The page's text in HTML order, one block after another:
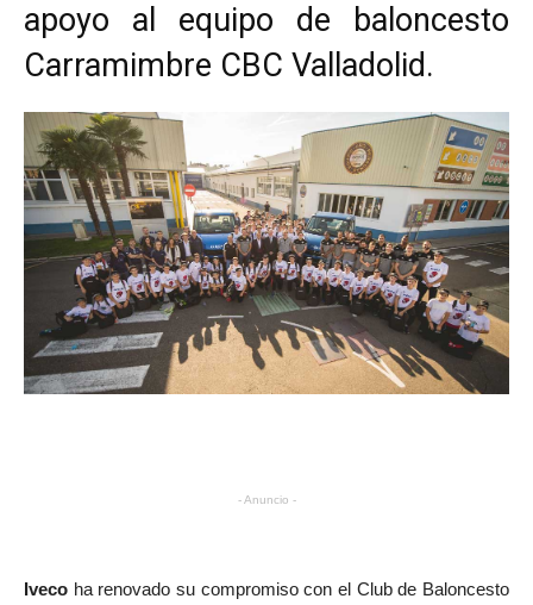
apoyo al equipo de baloncesto
Carramimbre CBC Valladolid.
- Anuncio -
Iveco ha renovado su compromiso con el Club de Baloncesto